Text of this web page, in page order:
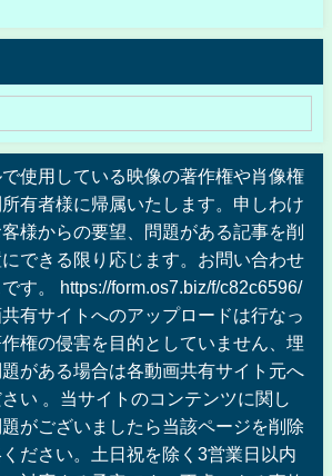
使用している映像の著作権や肖像権
有者様に帰属いたします。申しわけ
様からの要望、問題がある記事を削
できる限り応じます。お問い合わせ
す。 https://form.os7.biz/f/c82c6596/
有サイトへのアップロードは行なっ
権の侵害を目的としていません、埋
がある場合は各動画共有サイト元へ
い 。当サイトのコンテンツに関し
がございましたら当該ページを削除
ださい。土日祝を除く3営業日以内